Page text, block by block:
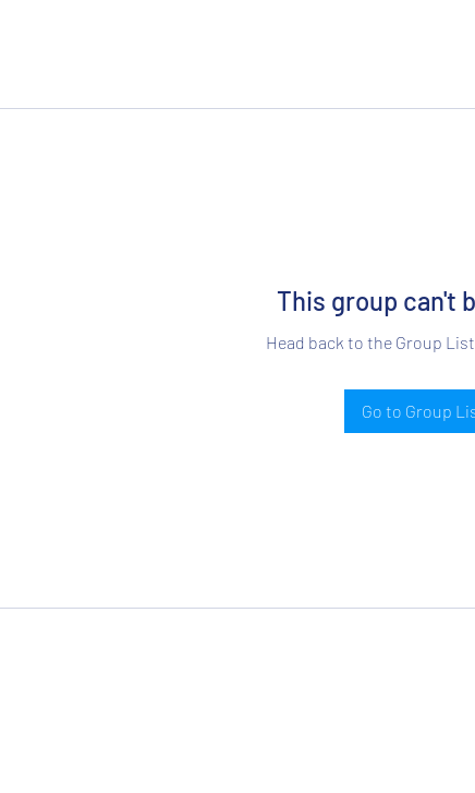
This group can't
Head back to the Group
Go to Group